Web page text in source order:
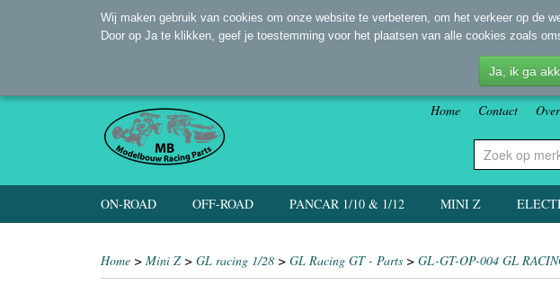
Home Contact
ON-ROAD OFF-ROAD PANCAR 1/10 & 1/12 MINI Z
Home > Mini Z> GL racing 1/28 > GL Racing GT - Parts > GL-GT-OP-004 GL
Wij maken gebruik van cookies om onze website te verbeteren, om het verkeer op de
Door op Ja te klikken, geef je toestemming voor het plaatsen van alle cookies zoals
Ja, ik ga